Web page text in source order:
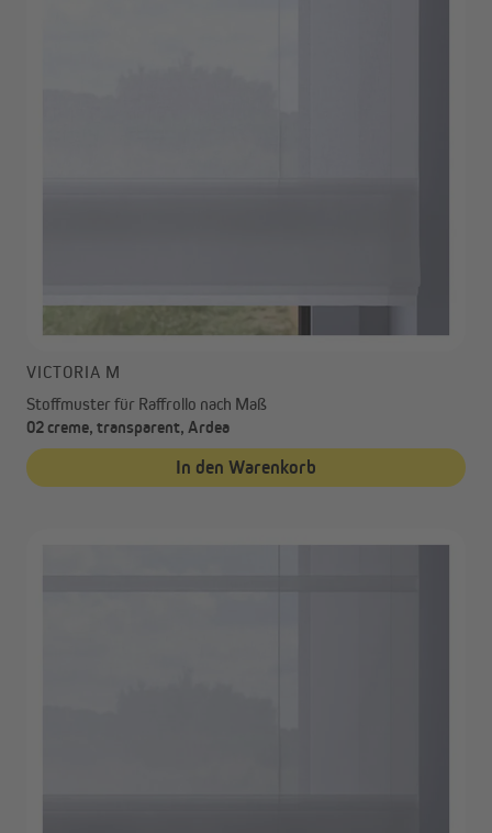
VICTORIA M
Stoffmuster für Raffrollo nach Maß
02 creme, transparent, Ardea
In den Warenkorb